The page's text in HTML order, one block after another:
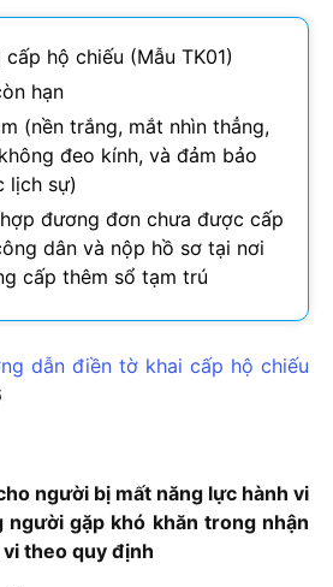
hộ chiếu (Mẫu TK01)
hạn
(nền trắng, mắt nhìn thẳng,
đeo kính, và đảm bảo
lịch sự)
đương đơn chưa được cấp
dân và nộp hồ sơ tại nơi
cấp thêm sổ tạm trú
dẫn điền tờ khai cấp hộ chiếu
người bị mất năng lực hành vi
người gặp khó khăn trong nhận
theo quy định